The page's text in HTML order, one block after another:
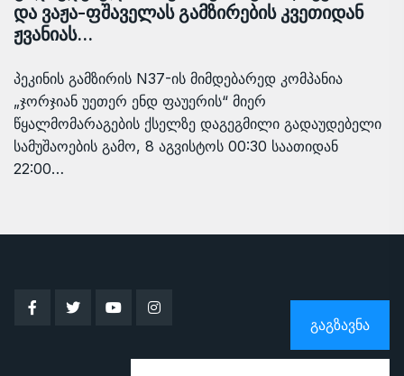
და ვაჟა-ფშაველას გამზირების კვეთიდან
ჟვანიას…
პეკინის გამზირის N37-ის მიმდებარედ კომპანია
„ჯორჯიან უეთერ ენდ ფაუერის“ მიერ
წყალმომარაგების ქსელზე დაგეგმილი გადაუდებელი
სამუშაოების გამო, 8 აგვისტოს 00:30 საათიდან
22:00…
ᲒᲐᲒᲖᲐᲕᲜᲐ